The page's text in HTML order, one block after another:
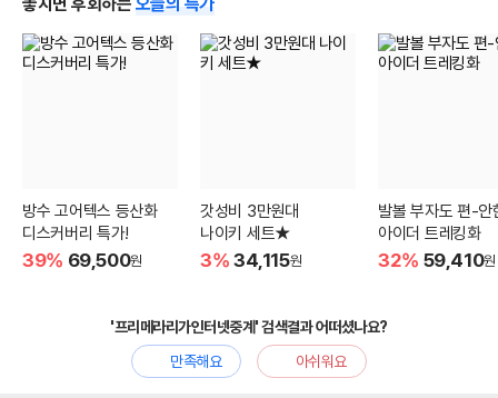
방수 고어텍스 등산화
디스커버리 특가!
39% 69,500원
갓성비 3만원대
나이키 세트★
3% 34,115원
발볼 부자도 편-안
아이더 트레킹화
32% 59,410원
'프리메라리가인터넷중계' 검색결과 어떠셨나요?
만족해요
아쉬워요